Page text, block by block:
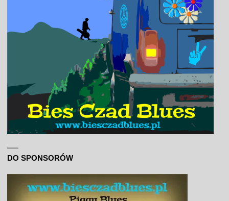
DO SPONSORÓW